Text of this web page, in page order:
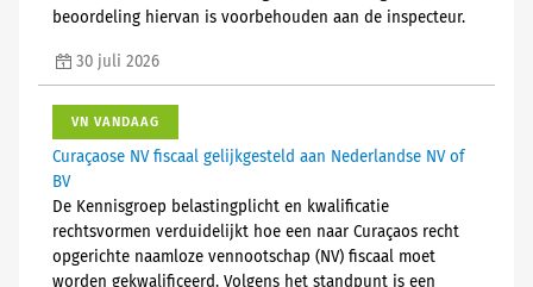
beoordeling hiervan is voorbehouden aan de inspecteur.
30 juli 2026
VN VANDAAG
Curaçaose NV fiscaal gelijkgesteld aan Nederlandse NV of
BV
De Kennisgroep belastingplicht en kwalificatie
rechtsvormen verduidelijkt hoe een naar Curaçaos recht
opgerichte naamloze vennootschap (NV) fiscaal moet
worden gekwalificeerd. Volgens het standpunt is een